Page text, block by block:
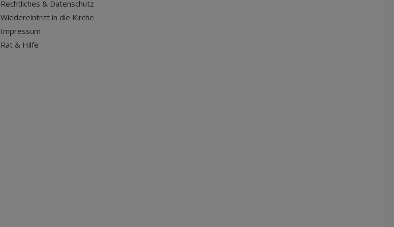
Rechtliches & Datenschutz
Wiedereintritt in die Kirche
Impressum
Rat & Hilfe